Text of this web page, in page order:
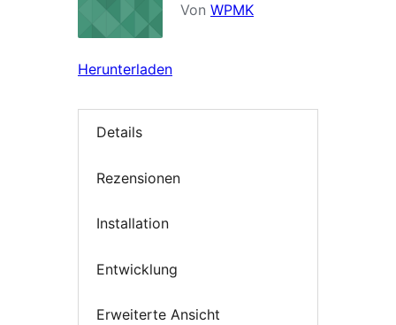
Von WPMK
Herunterladen
Details
Rezensionen
Installation
Entwicklung
Erweiterte Ansicht